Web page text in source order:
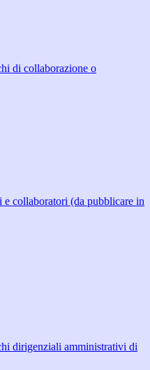
di collaborazione o
e collaboratori (da pubblicare in
dirigenziali amministrativi di